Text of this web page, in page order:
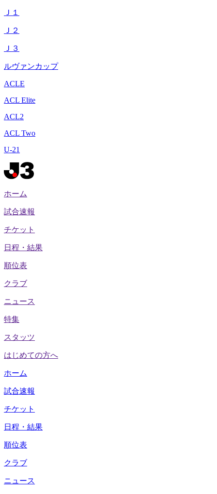
Ｊ１
Ｊ２
Ｊ３
ルヴァンカップ
ACLE
ACL Elite
ACL2
ACL Two
U-21
ホーム
試合速報
チケット
日程・結果
順位表
クラブ
ニュース
特集
スタッツ
はじめての方へ
ホーム
試合速報
チケット
日程・結果
順位表
クラブ
ニュース